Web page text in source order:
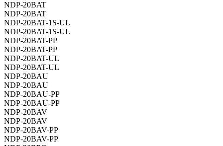
NDP-20BAT
NDP-20BAT
NDP-20BAT-1S-UL
NDP-20BAT-1S-UL
NDP-20BAT-PP
NDP-20BAT-PP
NDP-20BAT-UL
NDP-20BAT-UL
NDP-20BAU
NDP-20BAU
NDP-20BAU-PP
NDP-20BAU-PP
NDP-20BAV
NDP-20BAV
NDP-20BAV-PP
NDP-20BAV-PP